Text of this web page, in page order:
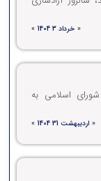
« خرداد 3 1404 »
اسلامی به
« اردیبهشت 31 1404 »